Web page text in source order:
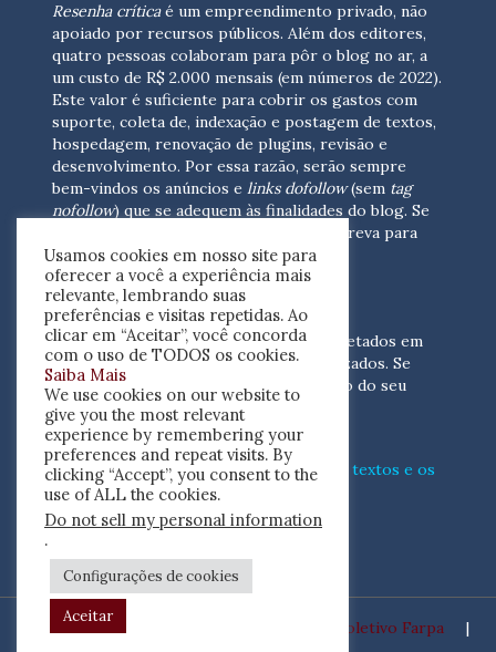
Resenha críticaé um empreendimento privado, não
apoiado por recursos públicos. Além dos editores,
quatro pessoas colaboram para pôr o blog no ar, a
um custo de R$ 2.000 mensais (em números de 2022).
Este valor é suficiente para cobrir os gastos com
suporte, coleta de, indexação e postagem de textos,
hospedagem, renovação de plugins, revisão e
desenvolvimento. Por essa razão, serão sempre
bem-vindos os anúncios e links dofollow(sem tag
nofollow) que se adequem às finalidades do blog. Se
escreva para
nós(contato@resenhacritica.com.br)
FONTES E ACERVO
As resenhas, dossiês e sumários são coletados em
periódicos acadêmicos e sites especializados. Se
você tem interesse em divulgar o acervo do seu
periódico, escreva para nós
(contato@resenhacritica.com.br)
Conheça omodocomo processamos os textos e os
índicesdisponibilizados neste blog.
ISSN 2764-0302
Coletivo Farpa |
Usamos cookies em nosso site para
oferecer a você a experiência mais
relevante, lembrando suas
preferências e visitas repetidas. Ao
clicar em “Aceitar”, você concorda
com o uso de TODOS os cookies.
Saiba Mais
We use cookies on our website to
give you the most relevant
experience by remembering your
preferences and repeat visits. By
clicking “Accept”, you consent to the
use of ALL the cookies.
Do not sell my personal information
.
Configurações de cookies
Aceitar